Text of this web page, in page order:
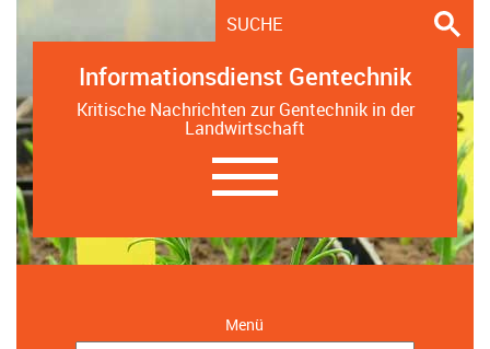
Informationsdienst Gentechnik
Kritische Nachrichten zur Gentechnik in der
Landwirtschaft
Navigation
ein-/ausblenden
Menü